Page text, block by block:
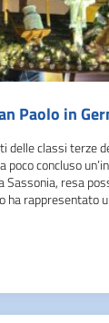
Paolo in
delle classi terze
poco concluso
resa
ha rappresentato